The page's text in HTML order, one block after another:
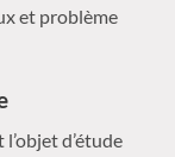
et problème
d’étude